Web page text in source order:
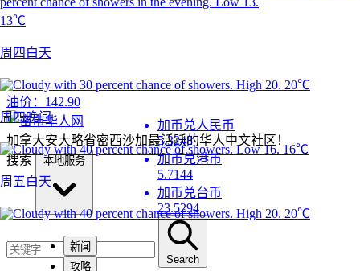
13℃
周四白天
20℃
周四晚间
16℃
周五白天
20℃
加币兑人民币
5.3248
加币兑港币
5.7144
加币兑台币
23.5294
油价： 142.90
加拿大安大略省密西沙加最活跃的华人中文社区！
搜索
新闻
攻略
Search